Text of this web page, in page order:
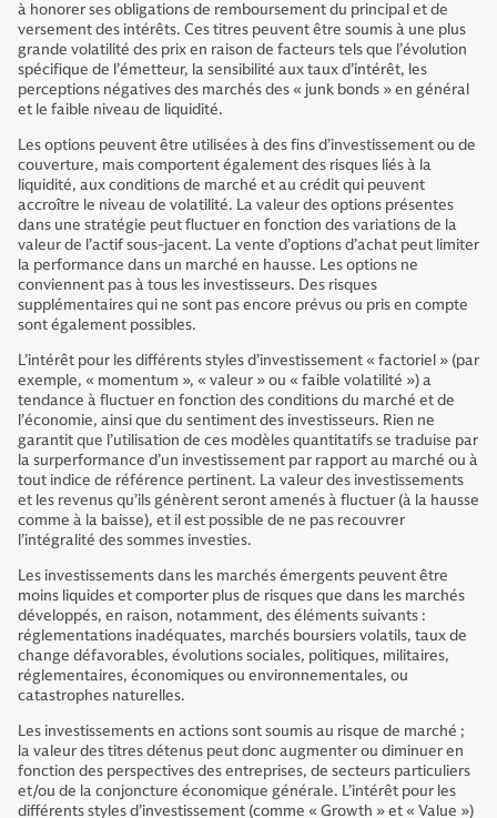
à honorer ses obligations de remboursement du principal et de
versement des intérêts. Ces titres peuvent être soumis à une plus
grande volatilité des prix en raison de facteurs tels que l’évolution
spécifique de l’émetteur, la sensibilité aux taux d’intérêt, les
perceptions négatives des marchés des « junk bonds » en général
et le faible niveau de liquidité.
Les options peuvent être utilisées à des fins d’investissement ou de
couverture, mais comportent également des risques liés à la
liquidité, aux conditions de marché et au crédit qui peuvent
accroître le niveau de volatilité. La valeur des options présentes
dans une stratégie peut fluctuer en fonction des variations de la
valeur de l’actif sous-jacent. La vente d’options d’achat peut limiter
la performance dans un marché en hausse. Les options ne
conviennent pas à tous les investisseurs. Des risques
supplémentaires qui ne sont pas encore prévus ou pris en compte
sont également possibles.
L’intérêt pour les différents styles d’investissement « factoriel » (par
exemple, « momentum », « valeur » ou « faible volatilité ») a
tendance à fluctuer en fonction des conditions du marché et de
l’économie, ainsi que du sentiment des investisseurs. Rien ne
garantit que l’utilisation de ces modèles quantitatifs se traduise par
la surperformance d’un investissement par rapport au marché ou à
tout indice de référence pertinent. La valeur des investissements
et les revenus qu’ils génèrent seront amenés à fluctuer (à la hausse
comme à la baisse), et il est possible de ne pas recouvrer
l’intégralité des sommes investies.
Les investissements dans les marchés émergents peuvent être
moins liquides et comporter plus de risques que dans les marchés
développés, en raison, notamment, des éléments suivants :
réglementations inadéquates, marchés boursiers volatils, taux de
change défavorables, évolutions sociales, politiques, militaires,
réglementaires, économiques ou environnementales, ou
catastrophes naturelles.
Les investissements en actions sont soumis au risque de marché ;
la valeur des titres détenus peut donc augmenter ou diminuer en
fonction des perspectives des entreprises, de secteurs particuliers
et/ou de la conjoncture économique générale. L’intérêt pour les
différents styles d’investissement (comme « Growth » et « Value »)